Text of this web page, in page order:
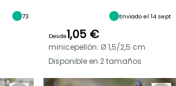
73 Enviado el 14 sept
Desde1,05 €
minicepellón: Ø 1,5/2,5 cm
Disponible en 2 tamaños